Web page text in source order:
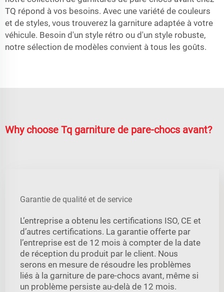
TQ répond à vos besoins. Avec une variété de couleurs
et de styles, vous trouverez la garniture adaptée à votre
véhicule. Besoin d'un style rétro ou d'un style robuste,
notre sélection de modèles convient à tous les goûts.
Why choose Tq garniture de pare-chocs avant?
Garantie de qualité et de service
L’entreprise a obtenu les certifications ISO, CE et
d’autres certifications. La garantie offerte par
l’entreprise est de 12 mois à compter de la date
de réception du produit par le client. Nous
serons en mesure de résoudre les problèmes
liés à la garniture de pare-chocs avant, même si
un problème persiste au-delà de 12 mois.